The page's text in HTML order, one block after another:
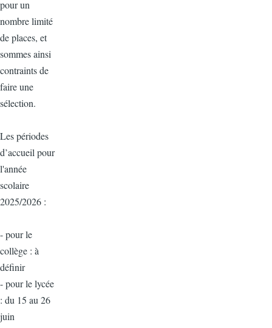
pour un
nombre limité
de places, et
sommes ainsi
contraints de
faire une
sélection.
Les périodes
d’accueil pour
l'année
scolaire
2025/2026 :
- pour le
collège : à
définir
- pour le lycée
: du 15 au 26
juin